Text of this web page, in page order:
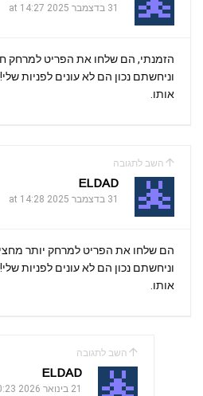
31 בדצמבר 2025 at 14:27
הזמנתי, הם שלחו את הפריט למרחק
וניחשתם נכון הם לא עונים לפניות
אותו.
השב לתגובה
ELDAD
31 בדצמבר 2025 at 14:28
הם שלחו את הפריט למרחק יותר
וניחשתם נכון הם לא עונים לפניות
אותו.
השב לתגובה
ELDAD
21 בינואר 2026 at 00:23